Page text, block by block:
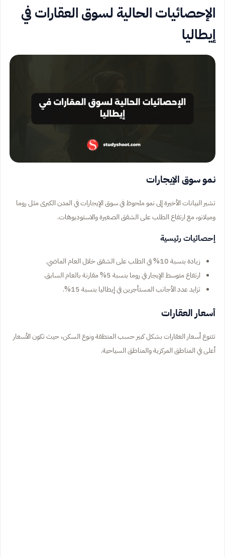
الإحصائيات الحالية لسوق العقارات في
إيطاليا
نمو سوق الإيجارات
تشير البيانات الأخيرة إلى نمو ملحوظ في سوق الإيجارات في المدن الكبرى مثل روما
وميلانو، مع ارتفاع الطلب على الشقق الصغيرة والاستوديوهات.
إحصائيات رئيسية
زيادة بنسبة 10% في الطلب على الشقق خلال العام الماضي.
ارتفاع متوسط الإيجار في روما بنسبة 5% مقارنة بالعام السابق.
تزايد عدد الأجانب المستأجرين في إيطاليا بنسبة 15%.
أسعار العقارات
تتنوع أسعار العقارات بشكل كبير حسب المنطقة ونوع السكن، حيث تكون الأسعار
أعلى في المناطق المركزية والمناطق السياحية.